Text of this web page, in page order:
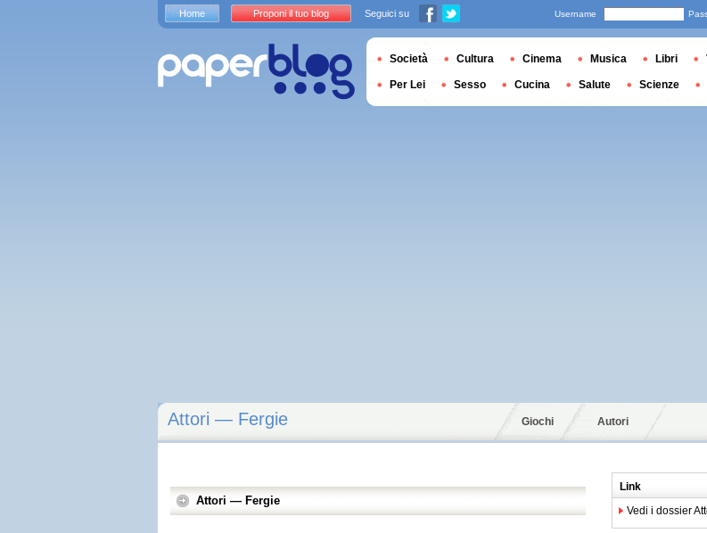
Attori — Fergie Giochi Autori
Attori — Fergie
Link
Vedi i dossier
Home Proponi il tuo blog Seguici su Username
Società Cultura Cinema Musica Libri
Per Lei Sesso Cucina Salute Scienze